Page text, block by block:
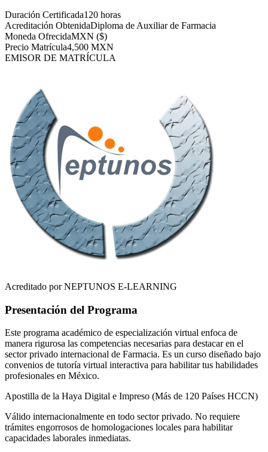
Duración Certificada120 horas
Acreditación ObtenidaDiploma de Auxiliar de Farmacia
Moneda OfrecidaMXN ($)
Precio Matrícula4,500 MXN
EMISOR DE MATRÍCULA
Acreditado por NEPTUNOS E-LEARNING
Presentación del Programa
Este programa académico de especialización virtual enfoca de
manera rigurosa las competencias necesarias para destacar en el
sector privado internacional de Farmacia. Es un curso diseñado bajo
convenios de tutoría virtual interactiva para habilitar tus habilidades
profesionales en México.
Apostilla de la Haya Digital e Impreso (Más de 120 Países HCCN)
Válido internacionalmente en todo sector privado. No requiere
trámites engorrosos de homologaciones locales para habilitar
capacidades laborales inmediatas.